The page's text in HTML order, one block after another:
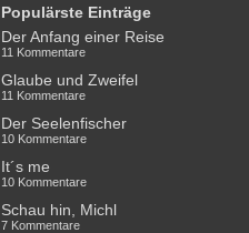
Populärste Einträge
Der Anfang einer Reise
11 Kommentare
Glaube und Zweifel
11 Kommentare
Der Seelenfischer
10 Kommentare
It´s me
10 Kommentare
Schau hin, Michl
7 Kommentare